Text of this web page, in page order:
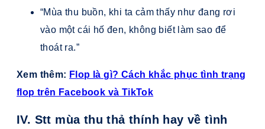
“Mùa thu buồn, khi ta cảm thấy như đang rơi
vào một cái hố đen, không biết làm sao để
thoát ra.”
Xem thêm: Flop là gì? Cách khắc phục tình trạng
flop trên Facebook và TikTok
IV. Stt mùa thu thả thính hay về tình